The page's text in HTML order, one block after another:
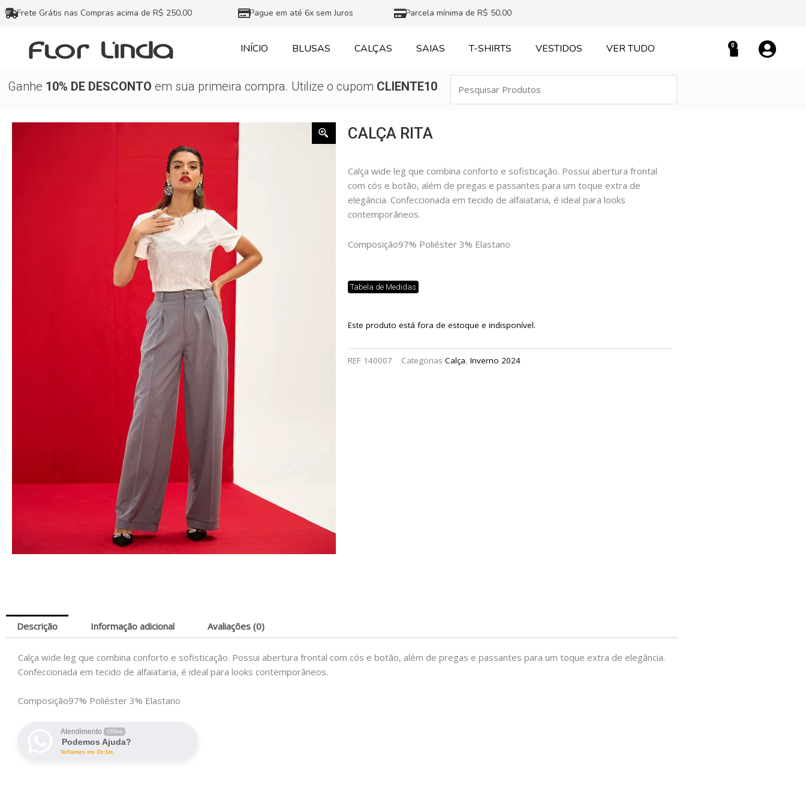
Ir
para
conteúdo
Frete Grátis nas Compras acima de R$ 250,00 Pague em até 6x sem Juros Parcela mínima de R$ 50,00
INÍCIO BLUSAS CALÇAS SAIAS T-SHIRTS VESTIDOS VER TUDO 0
Carrinho
Ganhe 10% DE DESCONTO em sua primeira compra. Utilize o cupom CLIENTE10
Produtos
CALÇA RITA
Calça wide leg que combina conforto e sofisticação. Possui abertura frontal
com cós e botão, além de pregas e passantes para um toque extra de
elegância. Confeccionada em tecido de alfaiataria, é ideal para looks
contemporâneos.
Composição97% Poliéster 3% Elastano
Tabela de Medidas
Este produto está fora de estoque e indisponível.
REF 140007 Categorias Calça, Inverno 2024
Descrição Informação adicional Avaliações (0)
Calça wide leg que combina conforto e sofisticação. Possui abertura frontal com cós e botão, além de pregas e passantes para um toque extra de elegância.
Confeccionada em tecido de alfaiataria, é ideal para looks contemporâneos.
Composição97% Poliéster 3% Elastano
Atendimento Offline
Podemos Ajuda?
Voltamos em 1h:1m